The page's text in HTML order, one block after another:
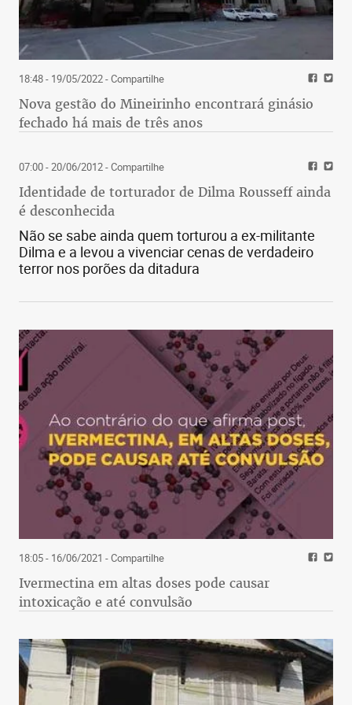
8. Cruzeiro 52 37 14 10 13 34 34
0 46.8
9. Botafogo 51 37 13 12 12 38 45
-7 45.9
10. Santos 50 37 13 11 13 45 38
7 45.0
11. Bahia 47 37 12 11 14 39 41
12. Corinthians 44 37 11 11 15 34
34 0 39.6
13. Ceará 43 37 10 13 14 32 38
-6 38.7
14. Fluminense 42 37 11 9 17 31
46 -15 37.8
-7 37.8
16. Chapecoense 41 37 10 11 16 33
50 -17 36.9
17. América 40 37 10 10 17 30
46 -16 36.0
18. Sport 39 37 10 9 18 33 56
-23 35.1
19. Vitória 37 37 9 10 18 34 60
-26 33.3
20. Paraná 22 37 4 10 23 17 56
-39 19.8
37ª RODADA
Santos 3 x 2 Atlético
Cruzeiro 0 x 2 Flamengo
Vasco 0 x 1 Palmeiras
Vitória 0 x 0 Grêmio
Atlético-PR 2 x 2 Ceará
Internacional 2 x 0 Fluminense
18:48 - 19/05/2022- Compartilhe
Nova gestão do Mineirinho encontrará ginásio
fechado há mais de três anos
07:00 - 20/06/2012- Compartilhe
Identidade de torturador de Dilma Rousseff ainda
é desconhecida
Não se sabe ainda quem torturou a ex-militante
Dilma e a levou a vivenciar cenas de verdadeiro
terror nos porões da ditadura
18:05 - 16/06/2021 - Compartilhe
Ivermectina em altas doses pode causar
intoxicação e até convulsão